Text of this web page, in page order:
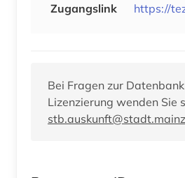
Zugangslink
https://
Bei Fragen zur
Lizenzierung wenden Sie